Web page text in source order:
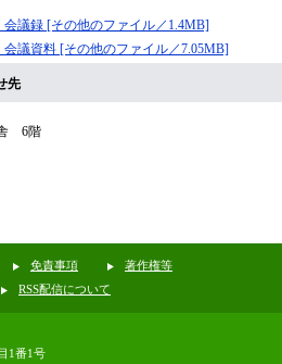
議録 [その他のファイル／1.4MB]
議資料 [その他のファイル／7.05MB]
先
舎 6階
免責事項
著作権等
RSS配信について
1番1号